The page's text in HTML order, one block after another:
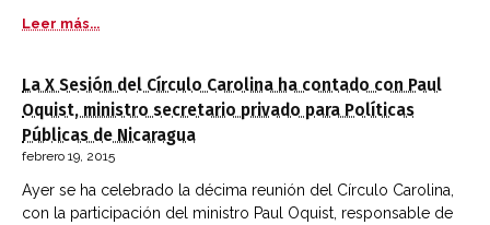
Leer más...
La X Sesión del Círculo Carolina ha contado con Paul
Oquist, ministro secretario privado para Políticas
Públicas de Nicaragua
febrero 19, 2015
Ayer se ha celebrado la décima reunión del Círculo Carolina,
con la participación del ministro Paul Oquist, responsable de